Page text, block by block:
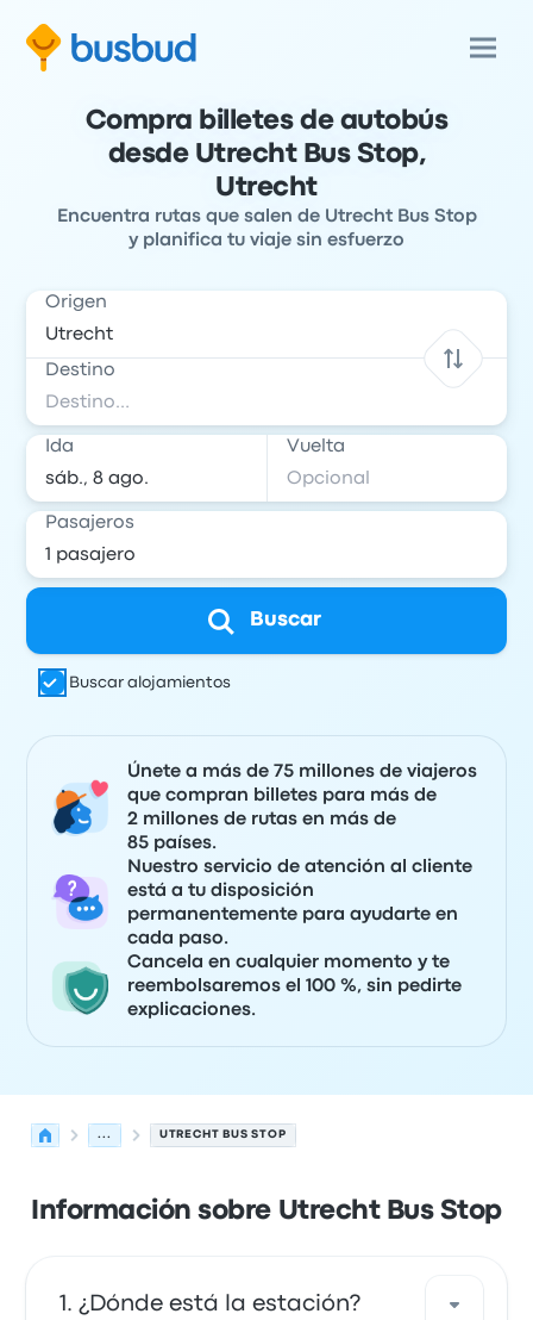
Compra billetes de autobús
desde Utrecht Bus Stop,
Utrecht
Encuentra rutas que salen de Utrecht Bus Stop
y planifica tu viaje sin esfuerzo
Origen
Destino
Ida Vuelta
Pasajeros
Buscar
Buscar alojamientos
Únete a más de 75 millones de viajeros
que compran billetes para más de
2 millones de rutas en más de
85 países.
Nuestro servicio de atención al cliente
está a tu disposición
permanentemente para ayudarte en
cada paso.
Cancela en cualquier momento y te
reembolsaremos el 100 %, sin pedirte
explicaciones.
... UTRECHT BUS STOP
Información sobre Utrecht Bus Stop
¿Dónde está la estación?